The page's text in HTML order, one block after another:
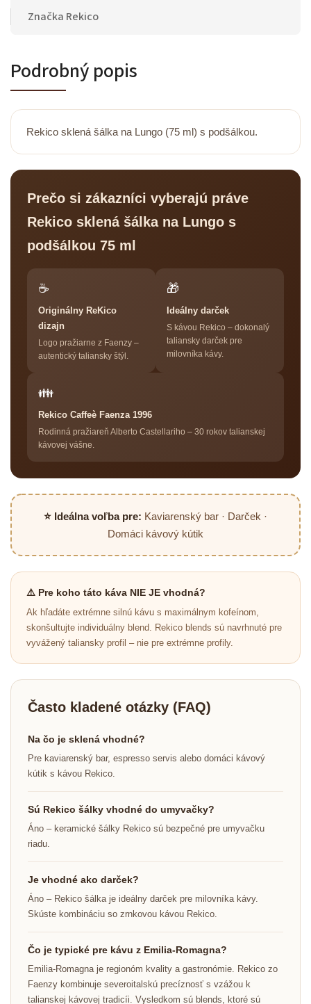
Značka Rekico
Podrobný popis
Rekico sklená šálka na Lungo (75 ml) s podšálkou.
Prečo si zákazníci vyberajú práve
Rekico sklená šálka na Lungo s
podšálkou 75 ml
☕
Originálny ReKico
dizajn
Logo pražiarne z Faenzy –
autentický taliansky štýl.
🎁
Ideálny darček
S kávou Rekico – dokonalý
taliansky darček pre
milovníka kávy.
👪
Rekico Caffeè Faenza 1996
Rodinná pražiareň Alberto Castellariho – 30 rokov talianskej
kávovej vášne.
⭐ Ideálna voľba pre: Kaviarenský bar · Darček ·
Domáci kávový kútik
⚠️ Pre koho táto káva NIE JE vhodná?
Ak hľadáte extrémne silnú kávu s maximálnym kofeínom,
skonšultujte individuálny blend. Rekico blends sú navrhnuté pre
vyvážený taliansky profil – nie pre extrémne profily.
Často kladené otázky (FAQ)
Na čo je sklená vhodné?
Pre kaviarenský bar, espresso servis alebo domáci kávový
kútik s kávou Rekico.
Sú Rekico šálky vhodné do umyvačky?
Áno – keramické šálky Rekico sú bezpečné pre umyvačku
riadu.
Je vhodné ako darček?
Áno – Rekico šálka je ideálny darček pre milovníka kávy.
Skúste kombináciu so zrnkovou kávou Rekico.
Čo je typické pre kávu z Emilia-Romagna?
Emilia-Romagna je regionóm kvality a gastronómie. Rekico zo
Faenzy kombinuje severoitalskú precíznosť s vzážou k
talianskej kávovej tradicíi. Vysledkom sú blends, ktoré sú